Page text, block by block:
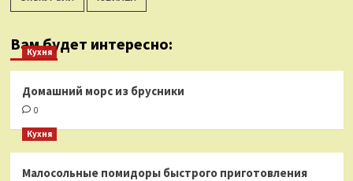
Вам будет интересно:
Кухня
Домашний морс из брусники
0
Кухня
Малосольные помидоры быстрого приготовления